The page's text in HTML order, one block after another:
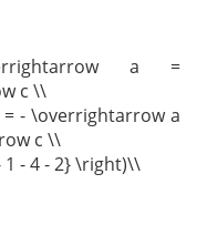
a =
c \\
- \overrightarrow a
c \\
1 - 4 - 2} \right)\\